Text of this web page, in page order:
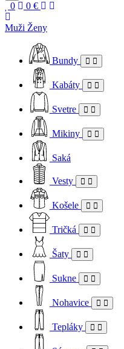
0 0 €
Muži Ženy
Bundy
Kabáty
Svetre
Mikiny
Saká
Vesty
Košele
Tričká
Šaty
Sukne
Nohavice
Tepláky